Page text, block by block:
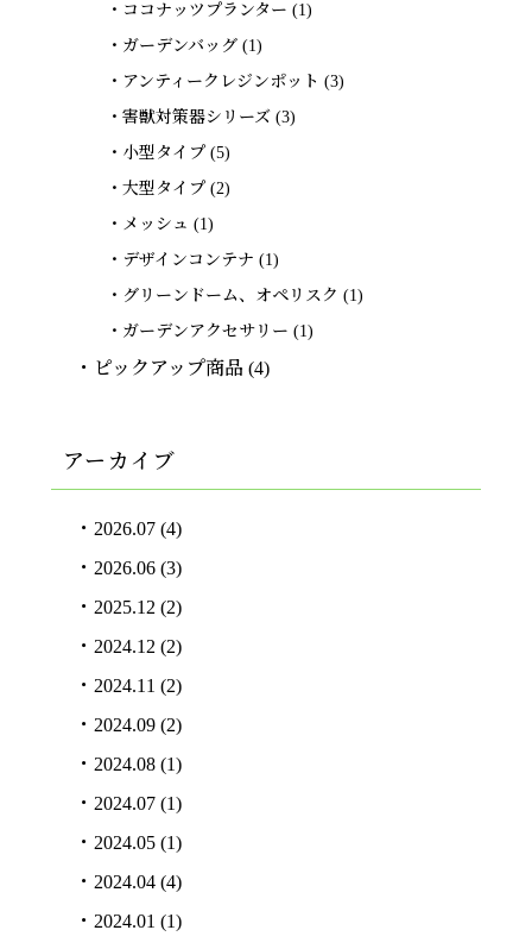
ココナッツプランター (1)
ガーデンバッグ(1)
アンティークレジンポット (3)
害獣対策器シリーズ(3)
小型タイプ(5)
大型タイプ(2)
メッシュ (1)
デザインコンテナ (1)
グリーンドーム、オペリスク (1)
ガーデンアクセサリー (1)
ピックアップ商品 (4)
アーカイブ
2026.07(4)
2026.06(3)
2025.12 (2)
2024.12 (2)
2024.11 (2)
2024.09(2)
2024.08(1)
2024.07(1)
2024.05(1)
2024.04(4)
2024.01 (1)